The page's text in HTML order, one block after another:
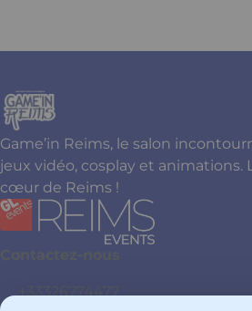
Game’in Reims, le salon
jeux vidéo, cosplay et animations.
cœur de Reims !
+33326774477